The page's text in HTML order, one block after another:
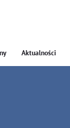
Aktualności